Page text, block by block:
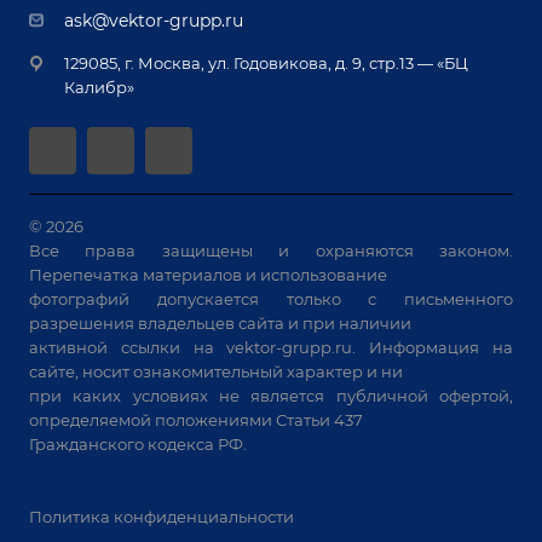
Документы
Специализированные решения для сварки
Позиционеры и вращатели
Машины контактной сварки
Универсальные зажимы
Системы аспирации
Станки лазерной резки
Решения для учебных заведений
Гарантия
автоматизации
ask@vektor-grupp.ru
129085, г. Москва, ул. Годовикова, д. 9, стр.13 — «БЦ
Калибр»
© 2026
Все права защищены и охраняются законом.
Перепечатка материалов и использование
фотографий допускается только с письменного
разрешения владельцев сайта и при наличии
активной ссылки наvektor-grupp.ru . Информация на
сайте, носит ознакомительный характер и ни
при каких условиях не является публичной офертой,
определяемой положениями Статьи 437
Гражданского кодекса РФ.
Политика конфиденциальности